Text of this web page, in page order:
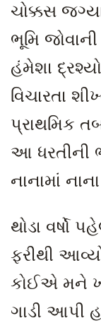
ચોક્કસ
ભૂમિ
હંમેશા
વિચારતા
પ્રાથમિક
આ ધરતીની
નાનામાં
થોડા વર્ષો
ફરીથી
કોઈએ મને
ગાડી આપી